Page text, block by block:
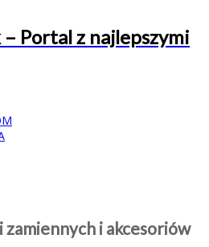
Portal z najlepszymi
zamiennych i akcesoriów